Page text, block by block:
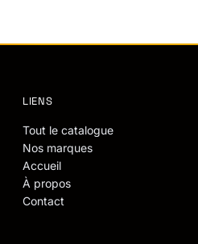
LIENS
Tout le catalogue
Nos marques
Accueil
À propos
Contact